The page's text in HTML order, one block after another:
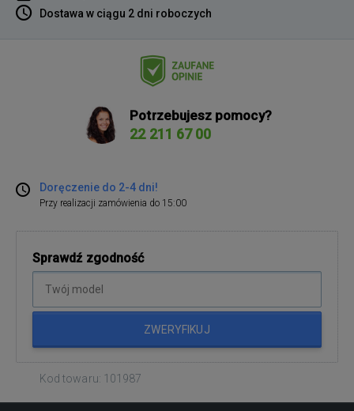
Dostawa w ciągu 2 dni roboczych
Potrzebujesz pomocy?
22 211 67 00
Doręczenie do 2-4 dni!
Przy realizacji zamówienia do 15:00
Sprawdź zgodność
ZWERYFIKUJ
Kod towaru: 101987